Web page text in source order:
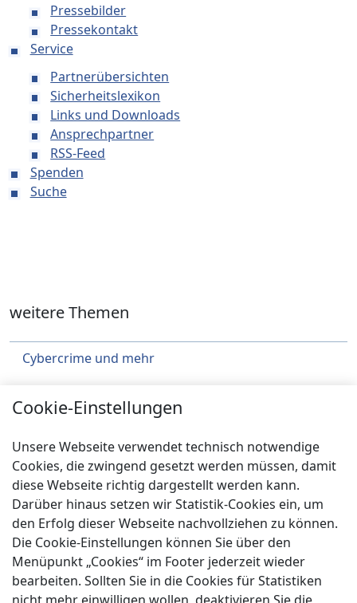
Pressebilder
Pressekontakt
Service
Partnerübersichten
Sicherheitslexikon
Links und Downloads
Ansprechpartner
RSS-Feed
Spenden
Suche
weitere Themen
Cybercrime und mehr
Über uns
Service
Spenden
Cookie-Einstellungen
Unsere Webseite verwendet technisch notwendige
Cookies, die zwingend gesetzt werden müssen, damit
diese Webseite richtig dargestellt werden kann.
Darüber hinaus setzen wir Statistik-Cookies ein, um
den Erfolg dieser Webseite nachvollziehen zu können.
Die Cookie-Einstellungen können Sie über den
Menüpunkt „Cookies“ im Footer jederzeit wieder
bearbeiten. Sollten Sie in die Cookies für Statistiken